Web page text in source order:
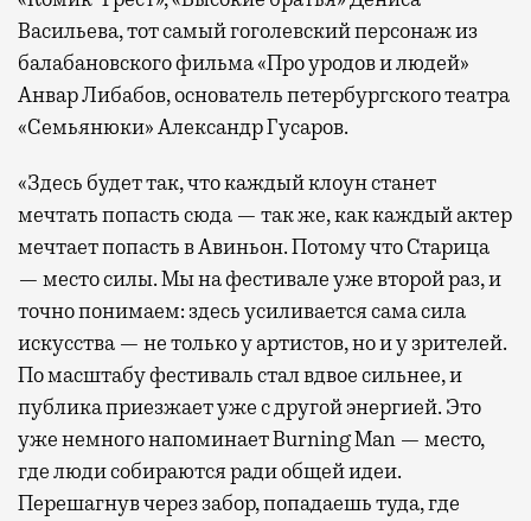
Васильева, тот самый гоголевский персонаж из
балабановского фильма «Про уродов и людей»
Анвар Либабов, основатель петербургского театра
«Семьянюки» Александр Гусаров.
«Здесь будет так, что каждый клоун станет
мечтать попасть сюда — так же, как каждый актер
мечтает попасть в Авиньон. Потому что Старица
— место силы. Мы на фестивале уже второй раз, и
точно понимаем: здесь усиливается сама сила
искусства — не только у артистов, но и у зрителей.
По масштабу фестиваль стал вдвое сильнее, и
публика приезжает уже с другой энергией. Это
уже немного напоминает Burning Man — место,
где люди собираются ради общей идеи.
Перешагнув через забор, попадаешь туда, где